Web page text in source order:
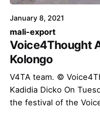
January 8, 2021
mali-export
Voice4Thought
Kolongo
V4TA team. ©
Kadidia Dicko On
the festival of the